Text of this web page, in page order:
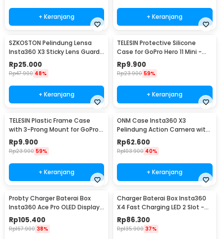
+ Keranjang + Keranjang
SZKOSTON Pelindung Lensa
Insta360 X3 Sticky Lens Guard
Protector - SKX3
Rp25.000
Rp47.900 48%
+ Keranjang
TELESIN Protective Silicone
Case for GoPro Hero 11 Mini -
SPS-001
Rp9.900
Rp23.900 59%
+ Keranjang
TELESIN Plastic Frame Case
with 3-Prong Mount for GoPro
HERO11 Mini - FMS-002
Rp9.900
Rp23.900 59%
+ Keranjang
ONM Case Insta360 X3
Pelindung Action Camera with
Lens Cap Protector - ONM-X3
Rp62.600
Rp103.900 40%
+ Keranjang
Probty Charger Baterai Box
Insta360 Ace Pro OLED Display
3 Slot - PRO-001
Rp105.400
Rp167.900 38%
Charger Baterai Box Insta360
X4 Fast Charging LED 2 Slot -
CH2-X4-02
Rp86.300
Rp135.900 37%